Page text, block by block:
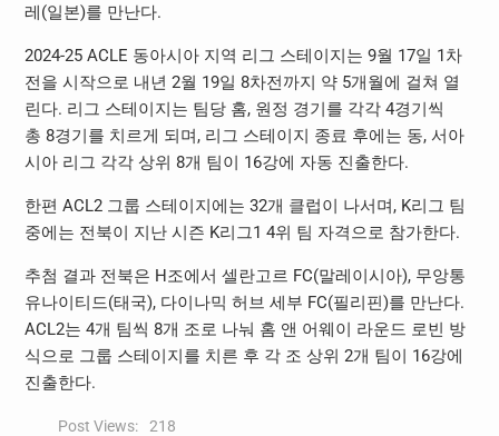
레(일본)를 만난다.
2024-25 ACLE 동아시아 지역 리그 스테이지는 9월 17일 1차
전을 시작으로 내년 2월 19일 8차전까지 약 5개월에 걸쳐 열
린다. 리그 스테이지는 팀당 홈, 원정 경기를 각각 4경기씩
총 8경기를 치르게 되며, 리그 스테이지 종료 후에는 동, 서아
시아 리그 각각 상위 8개 팀이 16강에 자동 진출한다.
한편 ACL2 그룹 스테이지에는 32개 클럽이 나서며, K리그 팀
중에는 전북이 지난 시즌 K리그1 4위 팀 자격으로 참가한다.
추첨 결과 전북은 H조에서 셀란고르 FC(말레이시아), 무앙통
유나이티드(태국), 다이나믹 허브 세부 FC(필리핀)를 만난다.
ACL2는 4개 팀씩 8개 조로 나눠 홈 앤 어웨이 라운드 로빈 방
식으로 그룹 스테이지를 치른 후 각 조 상위 2개 팀이 16강에
진출한다.
Post Views: 218